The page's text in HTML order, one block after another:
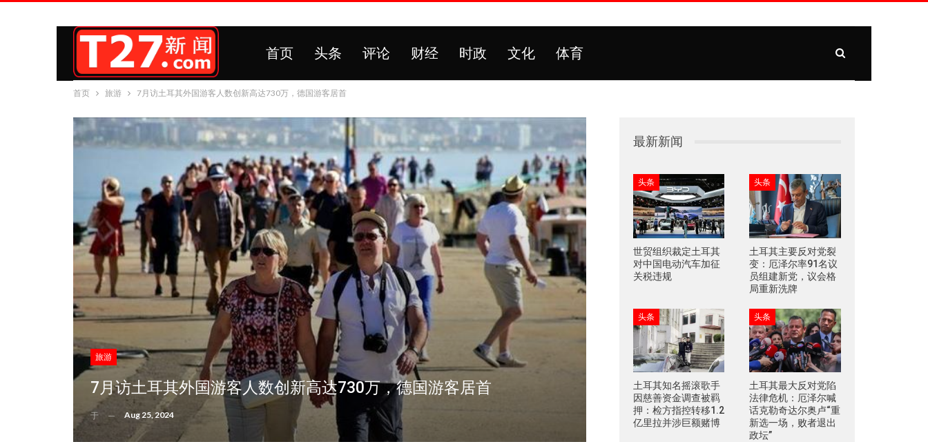
首页 头条 评论 财经 时政 文化 体育
首页 旅游 7月访土耳其外国游客人数创新高达730万，德国游客居首
旅游
7月访土耳其外国游客人数创新高达730万，德国游客居首
于 Aug 25, 2024
最新新闻
头条
世贸组织裁定土耳其
对中国电动汽车加征
关税违规
头条
土耳其主要反对党裂
变：厄泽尔率91名议
员组建新党，议会格
局重新洗牌
头条
土耳其知名摇滚歌手
因慈善资金调查被羁
押：检方指控转移1.2
亿里拉并涉巨额赌博
头条
土耳其最大反对党陷
法律危机：厄泽尔喊
话克勒奇达尔奥卢“重
新选一场，败者退出
政坛”